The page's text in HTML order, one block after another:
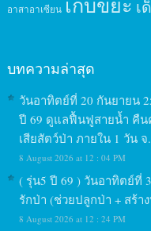
อาสาอาเซียน เ
บทความล่าสุด
วันอาทิตย์ที่ 20 กันยายน
ปี 69 ดูแลฟื้นฟูสายน้ำ คื
เสียสัตว์ป่า ภายใน 1 วัน
8 August 2026 at 12 : 04 PM
( รุ่น5 ปี 69 ) วันอาทิตย์ที่
รักป่า (ช่วยปลูกป่า + สร้
8 August 2026 at 12 : 24 PM